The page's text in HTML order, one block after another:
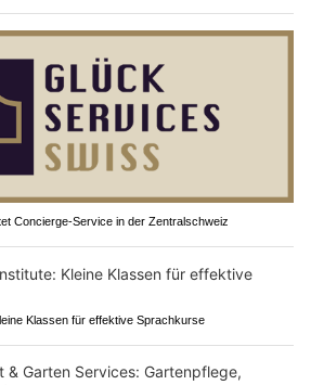
Concierge-Service in der Zentralschweiz
Klassen für effektive Sprachkurse